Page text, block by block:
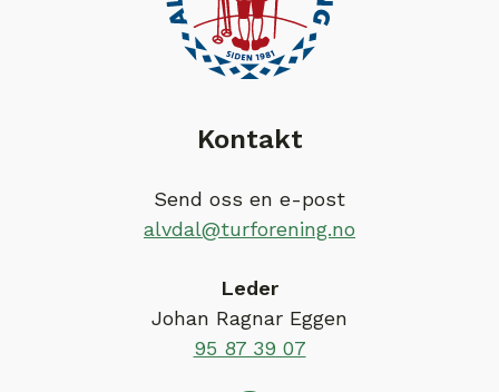
Kontakt
Send oss en e-post
alvdal@turforening.no
Leder
Johan Ragnar Eggen
95 87 39 07